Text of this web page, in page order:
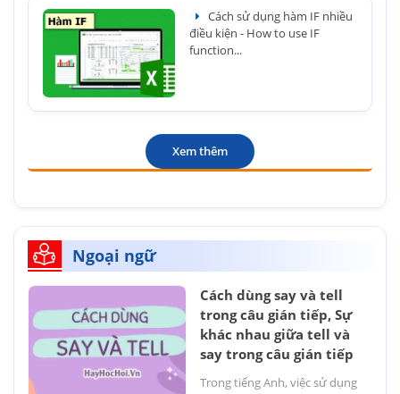
Cách sử dụng hàm IF nhiều
điều kiện - How to use IF
function...
Xem thêm
Ngoại ngữ
Cách dùng say và tell
trong câu gián tiếp, Sự
khác nhau giữa tell và
say trong câu gián tiếp
Trong tiếng Anh, việc sử dụng